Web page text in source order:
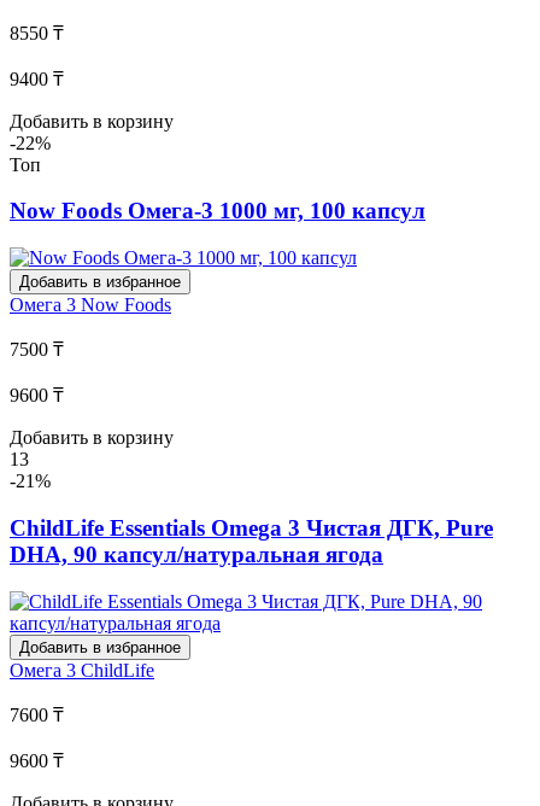
8550 ₸
9400 ₸
Добавить в корзину
-22%
Топ
Now Foods Омега-3 1000 мг, 100 капсул
Добавить в избранное
Омега 3 Now Foods
7500 ₸
9600 ₸
Добавить в корзину
13
-21%
ChildLife Essentials Omega 3 Чистая ДГК, Pure
DHA, 90 капсул/натуральная ягода
Добавить в избранное
Омега 3 ChildLife
7600 ₸
9600 ₸